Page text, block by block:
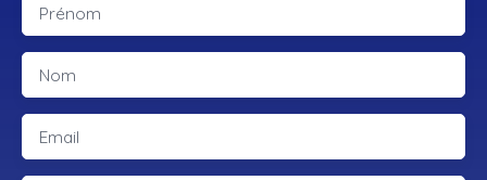
Prénom
Nom
Email